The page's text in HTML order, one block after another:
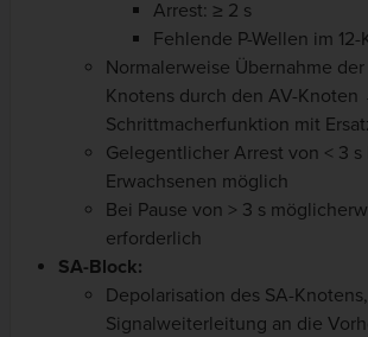
Arrest: ≥ 2 s
Fehlende P-Wellen im 12-
Normalerweise Übernahme
Knotens durch den AV-Knoten
Schrittmacherfunktion mit
Gelegentlicher Arrest von < 3
Erwachsenen möglich
Bei Pause von > 3 s
erforderlich
SA-Block:
Depolarisation des SA-
Signalweiterleitung an die